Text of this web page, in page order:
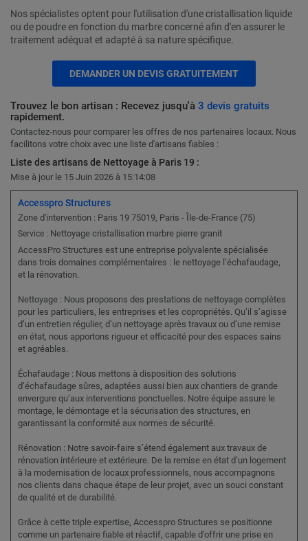
Nos spécialistes optent pour l'utilisation d'une cristallisation liquide
ou de poudre en fonction du marbre concerné afin d'en assurer le
traitement adéquat et adapté à sa nature spécifique.
DEMANDER UN DEVIS GRATUITEMENT
Trouvez le bon artisan : Recevez jusqu'à 3 devis gratuits
rapidement.
Contactez-nous pour comparer les offres de nos partenaires locaux. Nous
facilitons votre choix avec une liste d'artisans fiables :
Liste des artisans de Nettoyage à Paris 19 :
Mise à jour le 15 Juin 2026 à 15:14:08
Accesspro Structures
Zone d'intervention : Paris 19 75019, Paris - Île-de-France (75)
Service : Nettoyage cristallisation marbre pierre granit
AccessPro Structures est une entreprise polyvalente spécialisée
dans trois domaines complémentaires : le nettoyage l’échafaudage,
et la rénovation.
Nettoyage : Nous proposons des prestations de nettoyage complètes
pour les particuliers, les entreprises et les copropriétés. Qu’il s’agisse
d’un entretien régulier, d’un nettoyage après travaux ou d’une remise
en état, nous apportons rigueur et efficacité pour des espaces sains
et agréables.
Échafaudage : Nous mettons à disposition des solutions
d’échafaudage sûres, adaptées aussi bien aux chantiers de grande
envergure qu’aux interventions ponctuelles. Notre équipe assure le
montage, le démontage et la sécurisation des structures, en
garantissant la conformité aux normes de sécurité.
Rénovation : Notre savoir-faire s’étend également aux travaux de
rénovation intérieure et extérieure. De la remise en état d’un logement
à la modernisation de locaux professionnels, nous accompagnons
nos clients dans chaque étape de leur projet, avec un souci constant
de qualité et de durabilité.
Grâce à cette triple expertise, Accesspro Structures se positionne
comme un partenaire fiable et réactif, capable d’offrir une prise en